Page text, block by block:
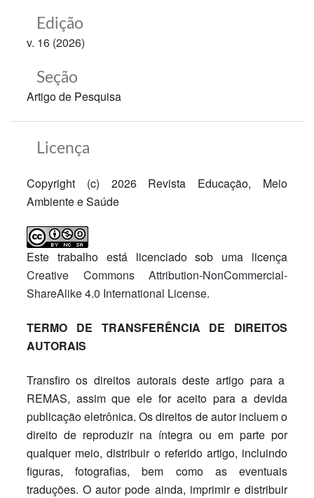
Edição
v. 16 (2026)
Seção
Artigo de Pesquisa
Licença
Copyright (c) 2026 Revista Educação, Meio
Ambiente e Saúde
Este trabalho está licenciado sob uma licença
Creative Commons Attribution-NonCommercial-
ShareAlike 4.0 International License.
TERMO DE TRANSFERÊNCIA DE DIREITOS
AUTORAIS
Transfiro os direitos autorais deste artigo para a
REMAS, assim que ele for aceito para a devida
publicação eletrônica. Os direitos de autor incluem o
direito de reproduzir na íntegra ou em parte por
qualquer meio, distribuir o referido artigo, incluindo
figuras, fotografias, bem como as eventuais
traduções. O autor pode ainda, imprimir e distribuir